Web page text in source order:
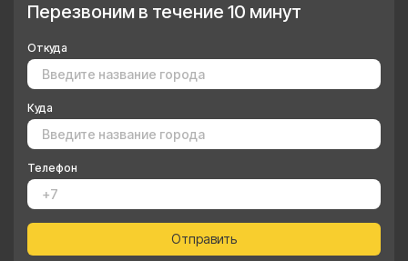
Перезвоним в течение 10 минут
Откуда
Куда
Телефон